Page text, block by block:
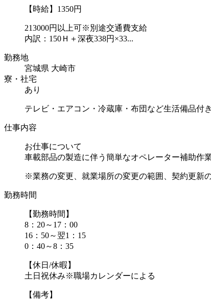
【時給】1350円
213000円以上可※別途交通費支給
内訳：150Ｈ＋深夜338円×33...
勤務地
宮城県 大崎市
寮・社宅
あり
テレビ・エアコン・冷蔵庫・布団など生活備品付
仕事内容
お仕事について
車載部品の製造に伴う簡単なオペレーター補助作
※業務の変更、就業場所の変更の範囲、契約更新
勤務時間
【勤務時間】
8：20～17：00
16：50～翌1：15
0：40～8：35
【休日/休暇】
土日祝休み※職場カレンダーによる
【備考】